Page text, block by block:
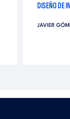
DISEÑO DE
JAVIER